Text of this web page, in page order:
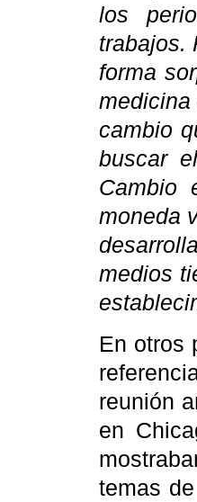
los
trabajos.
forma
cambio
buscar
Cambio
moneda
medios
En otros
reunión
en
temas